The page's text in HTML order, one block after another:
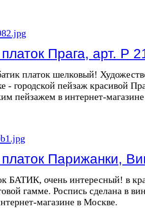
Прага, арт. Р
платок шелковый!
- городской пейзаж красивой
пейзажем в интернет-
Парижанки,
БАТИК, очень интересный! в
гамме. Роспись сделана в
магазине в Москве.